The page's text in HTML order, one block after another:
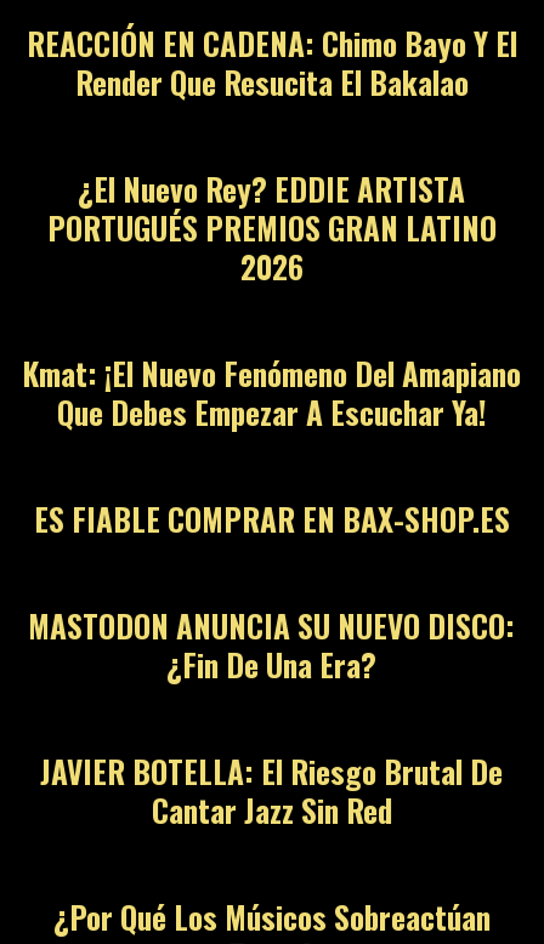
REACCIÓN EN CADENA: Chimo Bayo Y El
Render Que Resucita El Bakalao
¿El Nuevo Rey? EDDIE ARTISTA
PORTUGUÉS PREMIOS GRAN LATINO
2026
Kmat: ¡El Nuevo Fenómeno Del Amapiano
Que Debes Empezar A Escuchar Ya!
ES FIABLE COMPRAR EN BAX-SHOP.ES
MASTODON ANUNCIA SU NUEVO DISCO:
¿Fin De Una Era?
JAVIER BOTELLA: El Riesgo Brutal De
Cantar Jazz Sin Red
¿Por Qué Los Músicos Sobreactúan